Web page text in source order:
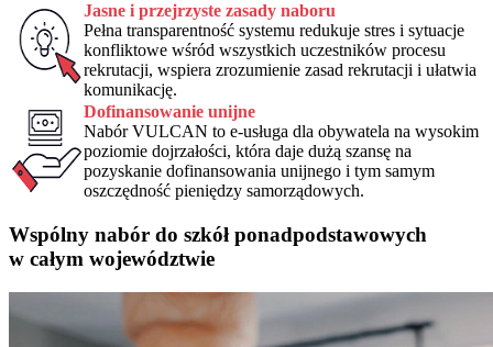
Jasne i przejrzyste zasady naboru
Pełna transparentność systemu redukuje stres i sytuacje
konfliktowe wśród wszystkich uczestników procesu
rekrutacji, wspiera zrozumienie zasad rekrutacji i ułatwia
komunikację.
Dofinansowanie unijne
Nabór VULCAN to e-usługa dla obywatela na wysokim
poziomie dojrzałości, która daje dużą szansę na
pozyskanie dofinansowania unijnego i tym samym
oszczędność pieniędzy samorządowych.
Wspólny nabór do szkół ponadpodstawowych
w całym województwie